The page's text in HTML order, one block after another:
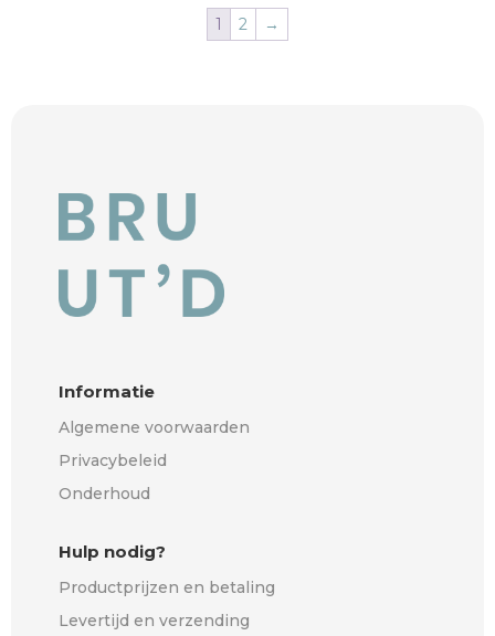
1 2 →
Informatie
Algemene voorwaarden
Privacybeleid
Onderhoud
Hulp nodig?
Productprijzen en betaling
Levertijd en verzending